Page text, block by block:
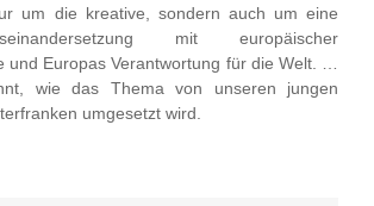
um die kreative, sondern auch um eine
mit europäischer
und Europas Verantwortung für die Welt. …
wie das Thema von unseren jungen
umgesetzt wird.